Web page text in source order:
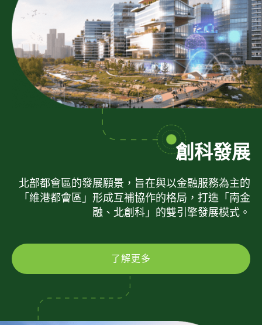
創科發展
北部都會區的發展願景，旨在與以金融服務為主的
「維港都會區」形成互補協作的格局，打造「南金
融、北創科」的雙引擎發展模式。
了解更多